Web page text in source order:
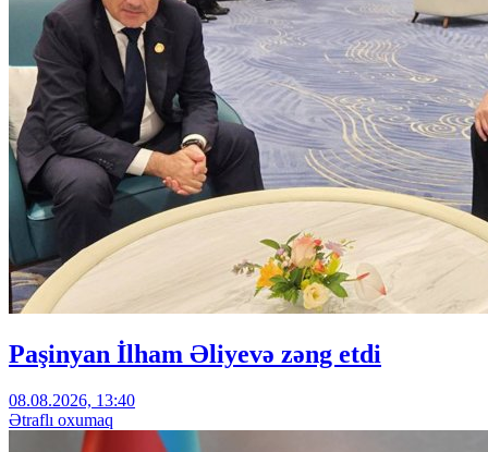
Paşinyan İlham Əliyevə zəng etdi
08.08.2026, 13:40
Ətraflı oxumaq